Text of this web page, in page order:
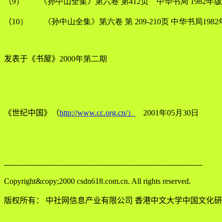
（10） 《孙中山全集》第六卷 第 209-210页 中华书局1982
发表于《书屋》 2000年第二期
《世纪中国》（http://www.cc.org.cn/） 2001年05月30日
--------------------------------------------------------------------------------
Copyright&copy;2000 csdn618.com.cn. All rights reserved.
版权所有： 中社网信息产业有限公司 香港中文大学中国文化